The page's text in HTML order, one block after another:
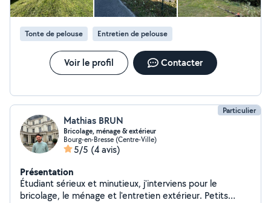
Tonte de pelouse Entretien de pelouse
Voir le profil Contacter
Particulier
Mathias BRUN
Bricolage, ménage & extérieur
Bourg-en-Bresse (Centre-Ville)
5/5 (4 avis)
Présentation
Étudiant sérieux et minutieux, j'interviens pour le
bricolage, le ménage et l'entretien extérieur. Petits